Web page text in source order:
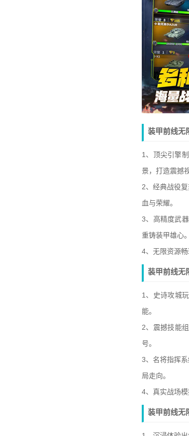
装甲前线无
1、顶尖引擎
景，打造震撼
2、经典战役
血与荣耀。
3、高精度武
重铸装甲雄心。
4、无限资源
装甲前线无
1、史诗攻城
能。
2、震撼技能
号。
3、名将指挥
局走向。
4、真实战场
装甲前线无